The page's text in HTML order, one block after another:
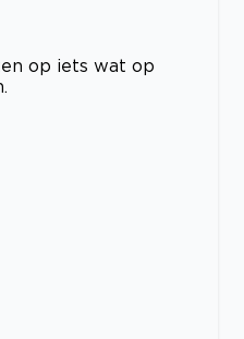
op iets wat op